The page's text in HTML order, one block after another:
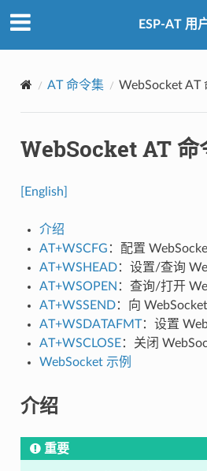
ESP-AT 用
AT 命令集 WebSocket AT
WebSocket AT 命
[English]
介绍
AT+WSCFG ：配置
AT+WSHEAD：设置/查询
AT+WSOPEN ：查询/打开
AT+WSSEND：向
AT+WSDATAFMT：设置
AT+WSCLOSE：关闭
WebSocket 示例
介绍
重要